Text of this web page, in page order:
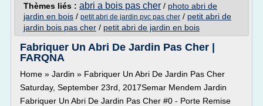
Thèmes liés : abri a bois pas cher / photo abri de
jardin en bois / petit abri de jardin pvc pas cher / petit abri de
jardin bois pas cher / petit abri de jardin en bois
Fabriquer Un Abri De Jardin Pas Cher |
FARQNA
Home » Jardin » Fabriquer Un Abri De Jardin Pas Cher
Saturday, September 23rd, 2017Semar Mendem Jardin
Fabriquer Un Abri De Jardin Pas Cher #0 - Porte Remise